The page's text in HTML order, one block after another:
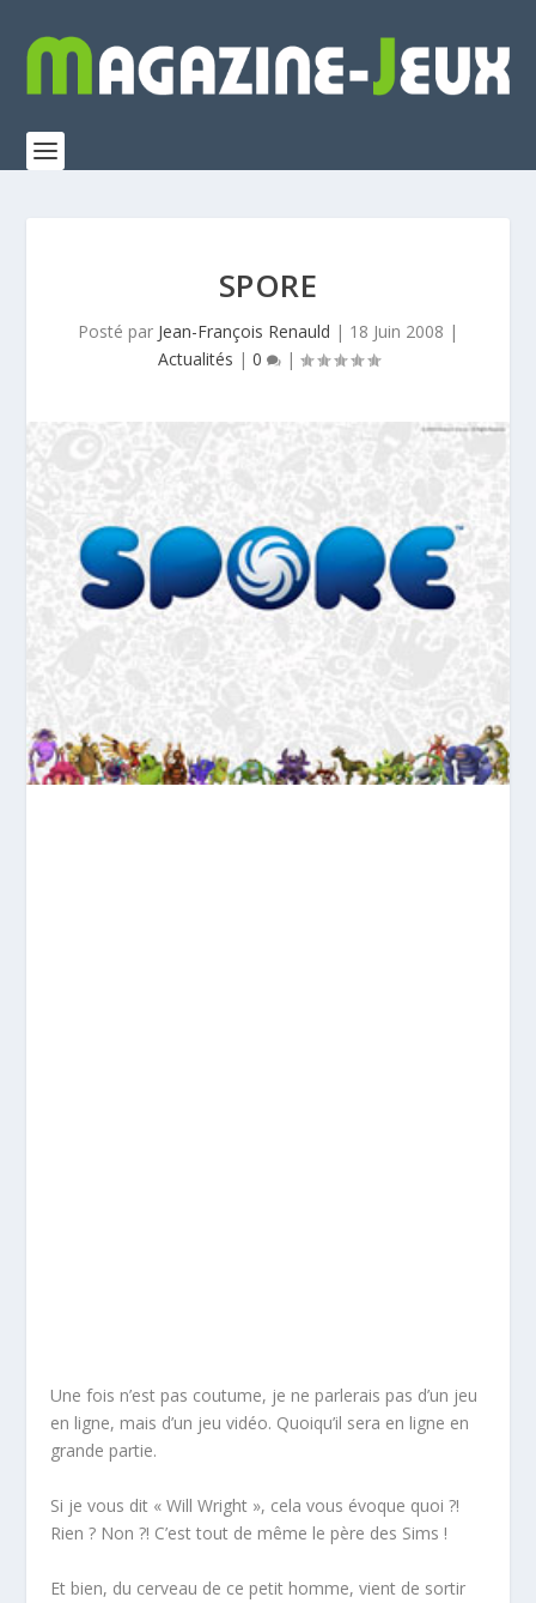
SPORE
Posté par Jean-François Renauld | 18 Juin 2008 |
Actualités | 0 |
Une fois n’est pas coutume, je ne parlerais pas d’un jeu
en ligne, mais d’un jeu vidéo. Quoiqu’il sera en ligne en
grande partie.
Si je vous dit « Will Wright », cela vous évoque quoi ?!
Rien ? Non ?! C’est tout de même le père des Sims !
Et bien, du cerveau de ce petit homme, vient de sortir